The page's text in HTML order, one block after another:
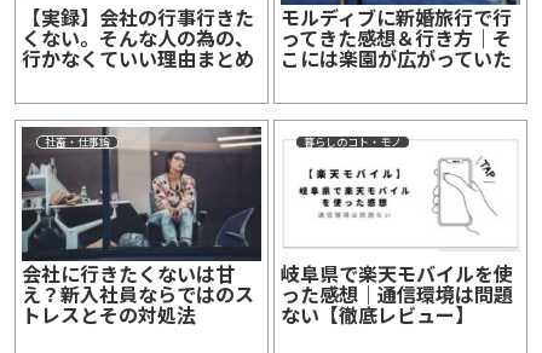
【実録】会社の行事行きた
くない。そんな人の為の、
行かなくていい理由まとめ
モルディブに新婚旅行で行
ってきた感想＆行き方｜そ
こには楽園が広がっていた
社畜・仕事論
会社に行きたくないは甘
え？新入社員ならではのス
トレスとその対処法
暮らしのコト・モノ
岐阜県で楽天モバイルを使
った感想｜通信環境は問題
ない【徹底レビュー】